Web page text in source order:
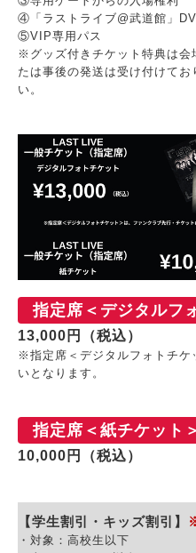
④「ラストライブ@武道館」
⑤VIP専用パス
※グッズ付きチケット特典は会
たは事後の発送は受け付けて
い。
指定席＜デジタルフ
13,000円（税込）
※指定席＜デジタルフォトチケ
いとなります。
指定席＜紙チケット
10,000円（税込）
【学生割引・キッズ割引】
・対象：高校生以下